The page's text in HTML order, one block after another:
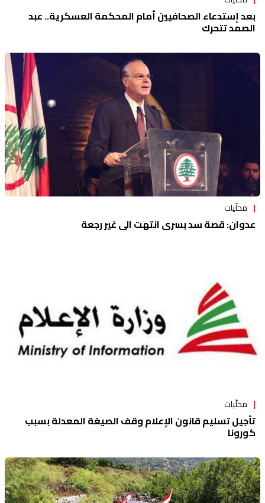
بعد إستدعاء الصحافيين أمام المحكمة العسكرية.. عبد
الصمد تتحرك
محلّيات
عدوان: قصة سد بسري انتهت الى غير رجعة
محلّيات
تأجيل تسليم قانون الإعلام وقف الصيغة المعدلة بسبب
كورونا